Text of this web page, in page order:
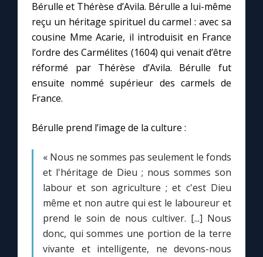
Bérulle et Thérèse d’Avila. Bérulle a lui-même
reçu un héritage spirituel du carmel : avec sa
cousine Mme Acarie, il introduisit en France
l’ordre des Carmélites (1604) qui venait d’être
réformé par Thérèse d’Avila. Bérulle fut
ensuite nommé supérieur des carmels de
France.
Bérulle prend l’image de la culture :
« Nous ne sommes pas seulement le fonds
et l'héritage de Dieu ; nous sommes son
labour et son agriculture ; et c'est Dieu
même et non autre qui est le laboureur et
prend le soin de nous cultiver. [...] Nous
donc, qui sommes une portion de la terre
vivante et intelligente, ne devons-nous